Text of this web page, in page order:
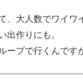
大人数でワイワ
作りにも。
プで行くんです